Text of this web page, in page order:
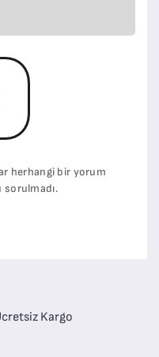
herhangi bir yorum
sorulmadı.
Kargo